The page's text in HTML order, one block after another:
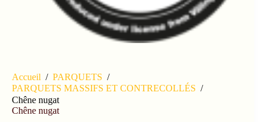
Accueil / PARQUETS /
PARQUETS MASSIFS ET CONTRECOLLÉS /
Chêne nugat
Chêne nugat